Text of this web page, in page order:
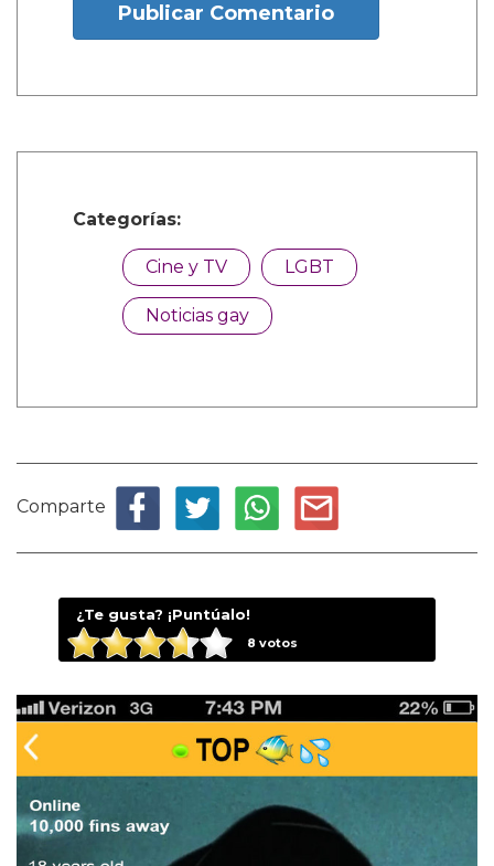
Publicar Comentario
Categorías:
Cine y TV LGBT
Noticias gay
Comparte
¿Te gusta? ¡Puntúalo!
8 votos